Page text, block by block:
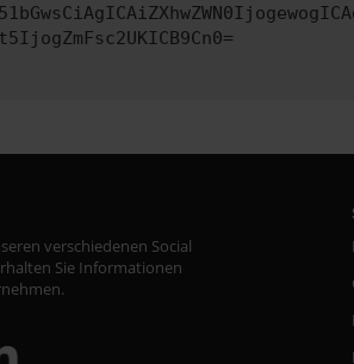
verschiedenen Social
Sie Informationen